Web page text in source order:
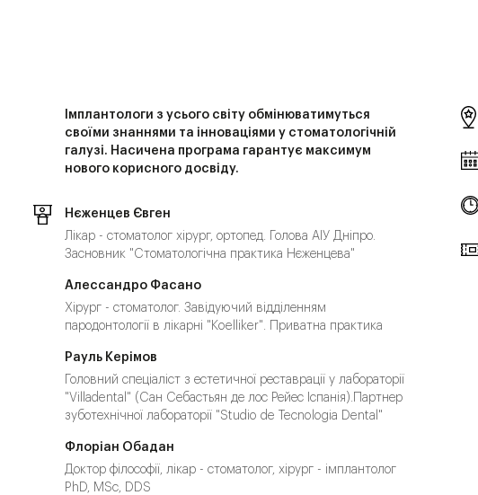
Імплантологи з усього світу обмінюватимуться
своїми знаннями та інноваціями у стоматологічній
галузі. Насичена програма гарантує максимум
нового корисного досвіду.
Нєженцев Євген
Лікар - стоматолог хірург, ортопед. Голова АІУ Дніпро.
Засновник "Стоматологічна практика Нєженцева"
Алессандро Фасано
Хірург - стоматолог. Завідуючий відділенням
пародонтології в лікарні "Koelliker". Приватна практика
Рауль Керімов
Головний спеціаліст з естетичної реставрації у лабораторії
"Villadental" (Сан Себастьян де лос Рейес Іспанія).Партнер
зуботехнічної лабораторії "Studio de Tecnologia Dental"
Флоріан Обадан
Доктор філософії, лікар - стоматолог, хірург - імплантолог
PhD, MSc, DDS